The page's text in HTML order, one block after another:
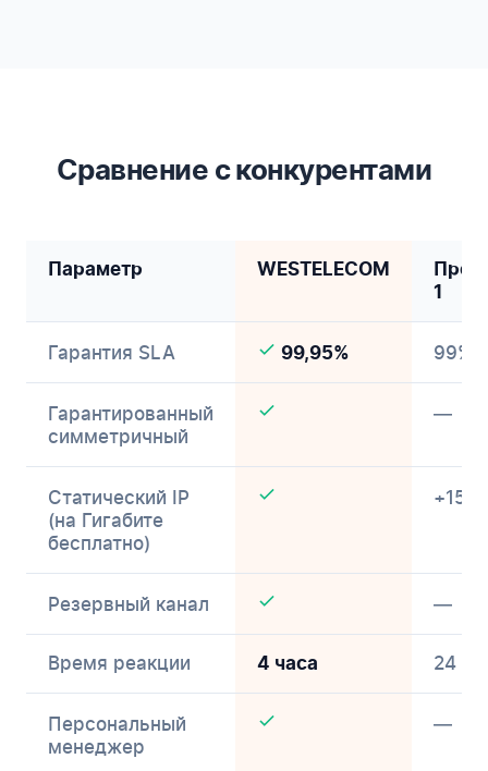
Сравнение с конкурентами
Параметр WESTELECOM
1
Гарантия SLA 99,95% 99%
Гарантированный
симметричный
—
Статический IP
(на Гигабите
бесплатно)
+150
Резервный канал —
Время реакции 4 часа 24
Персональный
менеджер
—